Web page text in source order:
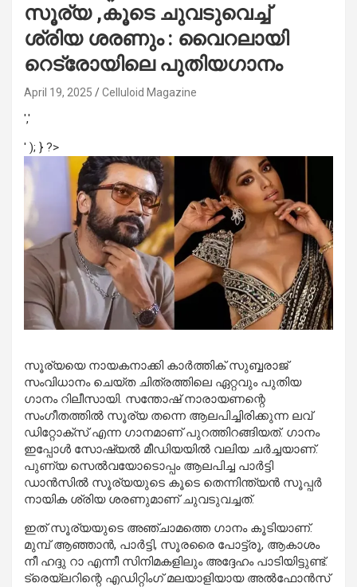
സൂര്യ ,കൂടെ ചുവടുവെച്ച്
ശ്രിയ ശരണും : വൈറലായി
റെട്രോയിലെ പുതിയഗാനം
April 19, 2025 Celluloid Magazine
','
' ); } ?>
സൂര്യയെ നായകനാക്കി കാർത്തിക് സുബ്ബരാജ്
സംവിധാനം ചെയ്ത ചിത്രത്തിലെ ഏറ്റവും പുതിയ
ഗാനം റിലീസായി. സന്തോഷ് നാരായണന്റെ
സംഗീതത്തിൽ സൂര്യ തന്നെ ആലപിച്ചിരിക്കുന്ന ലവ്
ഡിറ്റോക്സ് എന്ന ഗാനമാണ് പുറത്തിറങ്ങിയത്. ഗാനം
ഇപ്പോൾ സോഷ്യൽ മീഡിയയിൽ വലിയ ചർച്ചയാണ്.
പുണ്യ സെൽവയോടൊപ്പം ആലപിച്ച പാർട്ടി
ഡാൻസിൽ സൂര്യയുടെ കൂടെ തെന്നിന്ത്യൻ സൂപ്പർ
നായിക ശ്രിയ ശരണുമാണ് ചുവടുവച്ചത്.
ഇത് സൂര്യയുടെ അഞ്ചാമത്തെ ഗാനം കൂടിയാണ്.
മുമ്പ് ആഞ്ഞാൻ, പാർട്ടി, സൂരരൈ പോട്ട്രൂ, ആകാശം
നീ ഹദ്ദു റാ എന്നീ സിനിമകളിലും അദ്ദേഹം പാടിയിട്ടുണ്ട്.
ട്രെയ്ലറിന്റെ എഡിറ്റിംഗ് മലയാളിയായ അൽഫോൻസ്